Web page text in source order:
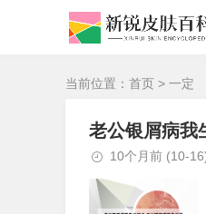
当前位置： 首页 > 一定
老公银屑病我
10个月前 (10-